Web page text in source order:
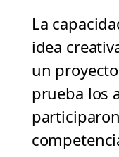
La
idea
un
prueba los